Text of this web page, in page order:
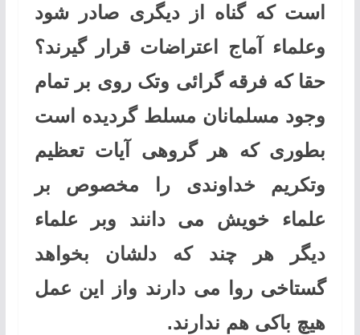
است که گناه از دیگری صادر شود
وعلماء آماج اعتراضات قرار گیرند؟
حقا که فرقه گرائی وتک روی بر تمام
وجود مسلمانان مسلط گردیده است
بطوری که هر گروهی آیات تعظیم
وتکریم خداوندی را مخصوص بر
علماء خویش می دانند وبر علماء
دیگر هر چند که دلشان بخواهد
گستاخی روا می دارند واز این عمل
هیچ باکی هم ندارند.